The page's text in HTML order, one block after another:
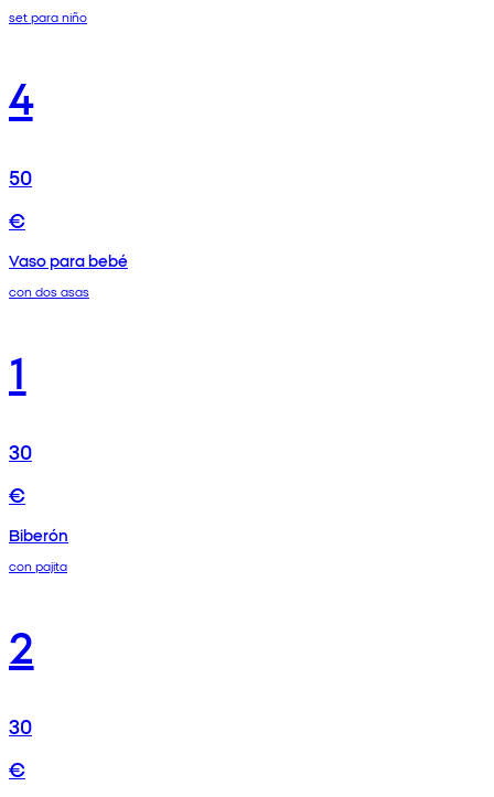
set para niño
4
50
€
Vaso para bebé
con dos asas
1
30
€
Biberón
con pajita
2
30
€